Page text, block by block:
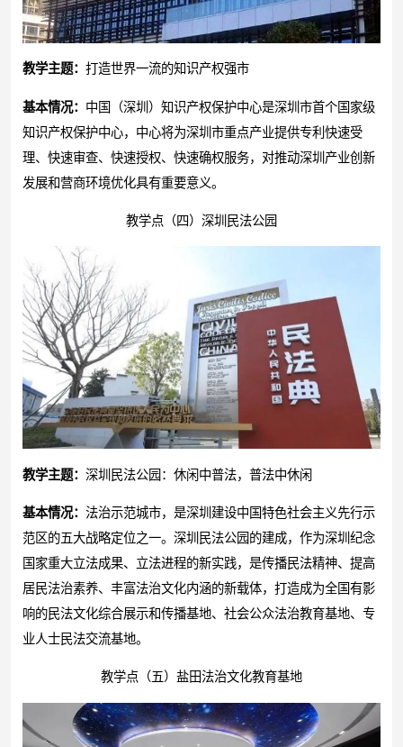
教学主题： 打造世界一流的知识产权强市
基本情况： 中国（深圳）知识产权保护中心是深圳市首个国家级
知识产权保护中心，中心将为深圳市重点产业提供专利快速受
理、快速审查、快速授权、快速确权服务，对推动深圳产业创新
发展和营商环境优化具有重要意义。
教学点（四）深圳民法公园
教学主题： 深圳民法公园：休闲中普法，普法中休闲
基本情况： 法治示范城市，是深圳建设中国特色社会主义先行示
范区的五大战略定位之一。深圳民法公园的建成，作为深圳纪念
国家重大立法成果、立法进程的新实践，是传播民法精神、提高
居民法治素养、丰富法治文化内涵的新载体，打造成为全国有影
响的民法文化综合展示和传播基地、社会公众法治教育基地、专
业人士民法交流基地。
教学点（五）盐田法治文化教育基地